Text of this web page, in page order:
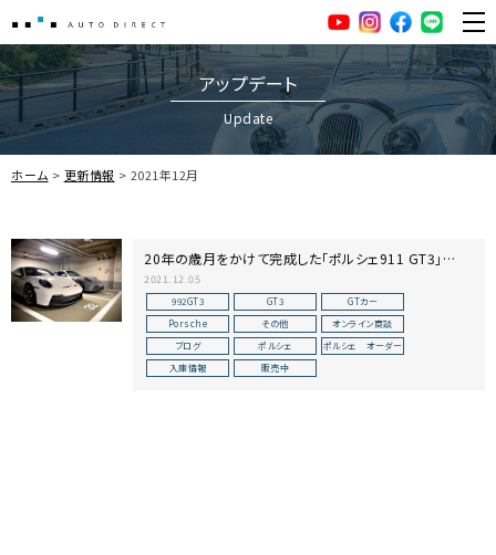
AUTO DIRECT YouTubeInstagramfacebook
LINE
アップデート
Update
ホーム 更新情報 2021年12月
20年の歳月をかけて完成した「ポルシェ911 GT3」
【TYPE 992】
2021.12.05
992GT3 GT3
GTカー
Porsche
その他
オンライン商談
ブログ
ポルシェ
ポルシェ オーダー
入庫情報
販売中